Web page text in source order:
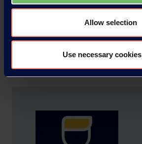
Allow selection
Use necessary